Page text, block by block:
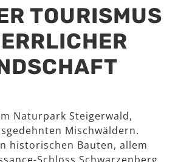
TOURISMUS
Naturpark Steigerwald,
Mischwäldern.
historischen Bauten, allem